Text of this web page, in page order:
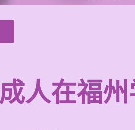
成人在福